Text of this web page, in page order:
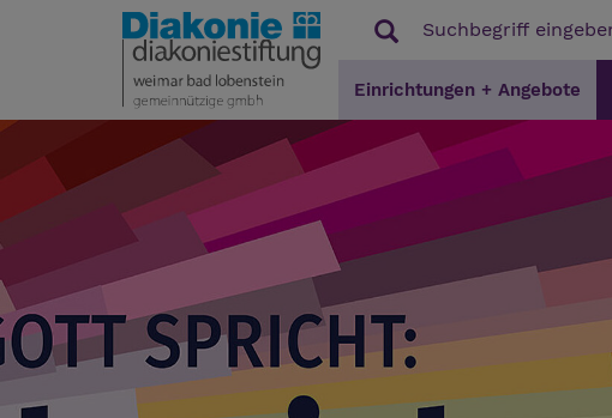
Einrichtungen + Angebote